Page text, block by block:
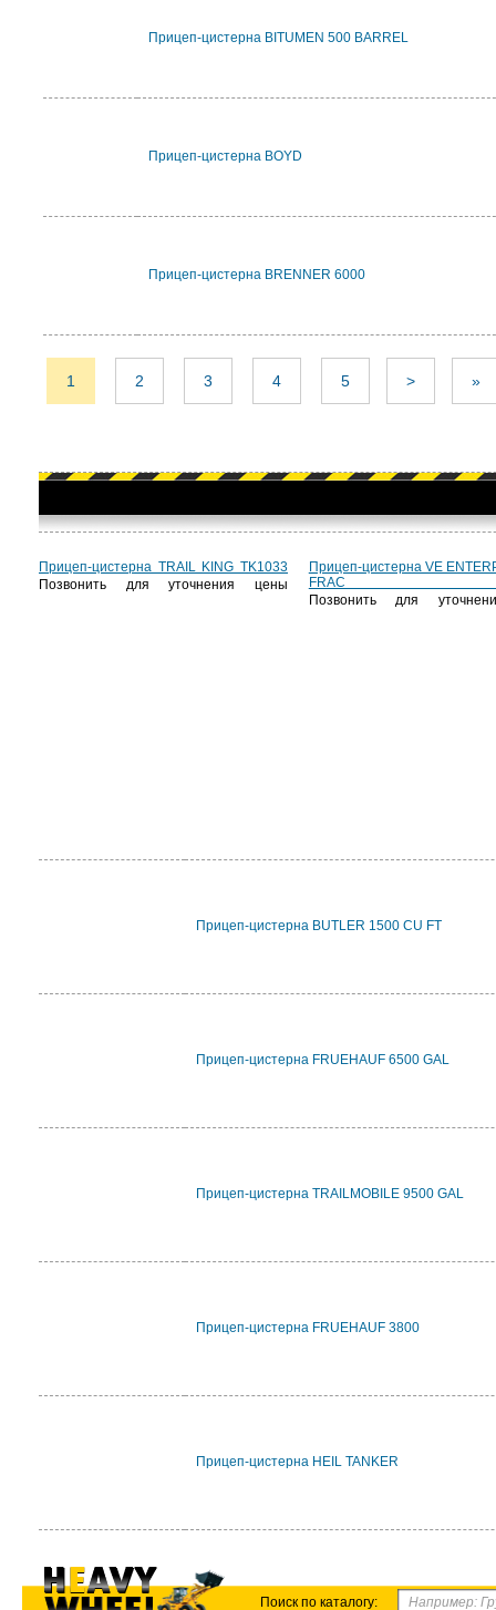
Прицеп-цистерна BITUMEN 500 BARREL
Прицеп-цистерна BOYD
Прицеп-цистерна BRENNER 6000
1 2 3 4 5 > »
Прицеп-цистерна TRAIL KING TK1033
Позвонить для уточнения цены
Прицеп-цистерна VE
FRAC
Позвонить для
Прицеп-цистерна BUTLER 1500 CU FT
Прицеп-цистерна FRUEHAUF 6500 GAL
Прицеп-цистерна TRAILMOBILE 9500 GAL
Прицеп-цистерна FRUEHAUF 3800
Прицеп-цистерна HEIL TANKER
Поиск по каталогу: